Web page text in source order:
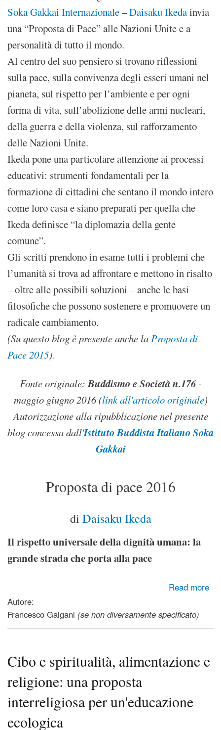
Soka Gakkai Internazionale–Daisaku Ikedainvia
una “Proposta di Pace” alle Nazioni Unite e a
personalità di tutto il mondo.
Al centro del suo pensiero si trovano riflessioni
sulla pace, sulla convivenza degli esseri umani nel
pianeta, sul rispetto per l’ambiente e per ogni
forma di vita, sull’abolizione delle armi nucleari,
della guerra e della violenza, sul rafforzamento
delle Nazioni Unite.
Ikeda pone una particolare attenzione ai processi
educativi: strumenti fondamentali per la
formazione di cittadini che sentano il mondo intero
come loro casa e siano preparati per quella che
Ikeda definisce “la diplomazia della gente
comune”.
Gli scritti prendono in esame tutti i problemi che
l’umanità si trova ad affrontare e mettono in risalto
– oltre alle possibili soluzioni – anche le basi
filosofiche che possono sostenere e promuovere un
radicale cambiamento.
(Su questo blog è presente anche laProposta di
Pace 2015).
Fonte originale:Buddismo e Società n.176-
maggio giugno 2016(link all'articolo originale)
Autorizzazione alla ripubblicazione nel presente
blog concessa dall'Istituto Buddista Italiano Soka
Gakkai
Proposta di pace 2016
di Daisaku Ikeda
Il rispetto universale della dignità umana: la
grande strada che porta alla pace
Read more
about Proposta di Pace 2016 - Il rispetto universale della
dignità umana: la grande strada che porta alla pace
Autore:
Francesco Galgani (se non diversamente specificato)
Cibo e spiritualità, alimentazione e
religione: una proposta
interreligiosa per un'educazione
ecologica